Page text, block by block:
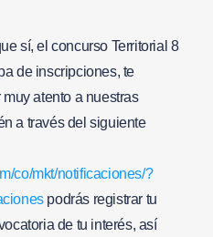
sí, el concurso Territorial 8
de inscripciones, te
atento a nuestras
a través del siguiente
co/mkt/notificaciones/?
podrás registrar tu
de tu interés, así